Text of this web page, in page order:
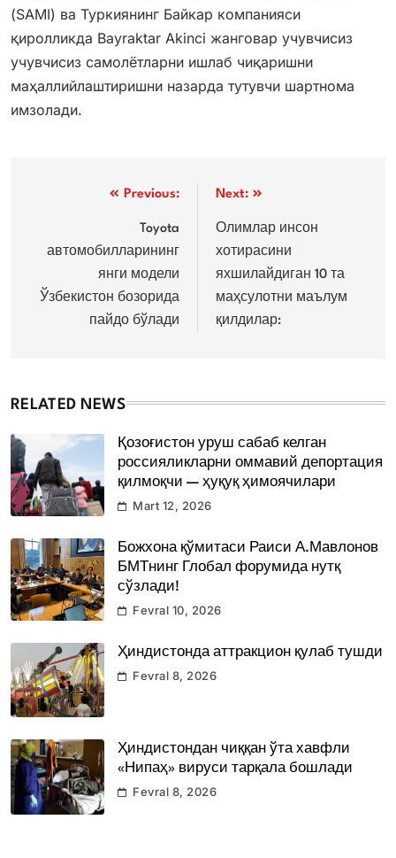
(SAMI) ва Туркиянинг Байкар компанияси
қиролликда Bayraktar Akinci жанговар учувчисиз
учувчисиз самолётларни ишлаб чиқаришни
маҳаллийлаштиришни назарда тутувчи шартнома
имзолади.
Previous:
Toyota
автомобилларининг
янги модели
Ўзбекистон бозорида
пайдо бўлади
Next:
Олимлар инсон
хотирасини
яхшилайдиган 10 та
маҳсулотни маълум
қилдилар:
RELATED NEWS
Қозоғистон уруш сабаб келган
россияликларни оммавий депортация
қилмоқчи — ҳуқуқ ҳимоячилари
Mart 12, 2026
Божхона қўмитаси Раиси А.Мавлонов
БМТнинг Глобал форумида нутқ
сўзлади!
Fevral 10, 2026
Ҳиндистонда аттракцион қулаб тушди
Fevral 8, 2026
Ҳиндистондан чиққан ўта хавфли
«Нипаҳ» вируси тарқала бошлади
Fevral 8, 2026